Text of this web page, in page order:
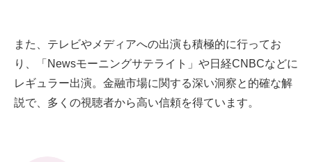
また、テレビやメディアへの出演も積極的に行ってお
り、「Newsモーニングサテライト」や日経CNBCなどに
レギュラー出演。金融市場に関する深い洞察と的確な解
説で、多くの視聴者から高い信頼を得ています。